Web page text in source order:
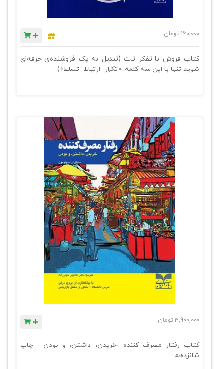
160,000 تومان
کتاب فروش با تفکر تات (تبدیل به یک فروشنده‌ی حرفه‌ای
شوید تنها با این سه کلمه: «تکرار- ارتباط- تسلط»)
3,900,000 تومان
کتاب رفتار مصرف کننده -خریدن، داشتن، و بودن - چاپ
شانزدهم